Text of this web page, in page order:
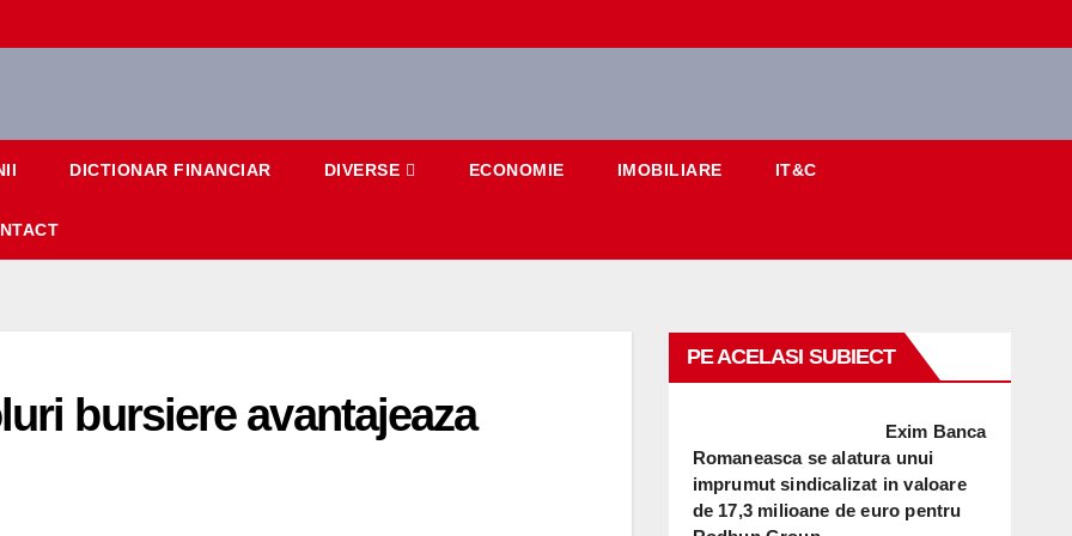
DICTIONAR FINANCIAR DIVERSE ECONOMIE IMOBILIARE IT&C
bursiere avantajeaza
PE ACELASI SUBIECT
Exim Banca
Romaneasca se alatura unui
imprumut sindicalizat in valoare
de 17,3 milioane de euro pentru